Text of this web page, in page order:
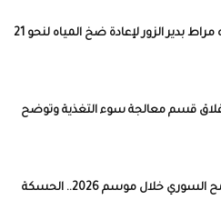
تأهيل محطة مياه مراط بدير الزور لإعادة ضخ المياه لنحو 21
قسم معالجة سوء التغذية وتوضح
قفزة في إنتاج القمح السوري خلال موسم 2026.. الحسكة